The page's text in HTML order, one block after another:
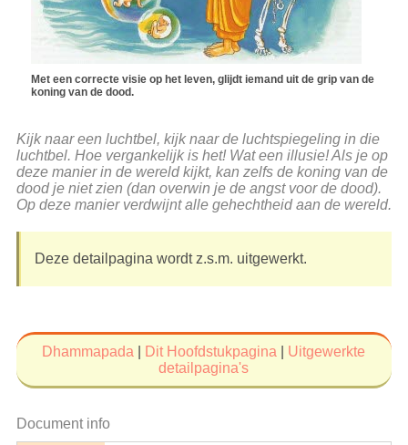
Met een correcte visie op het leven, glijdt iemand uit de grip van de
koning van de dood.
Kijk naar een luchtbel, kijk naar de luchtspiegeling in die
luchtbel. Hoe vergankelijk is het! Wat een illusie! Als je op
deze manier in de wereld kijkt, kan zelfs de koning van de
dood je niet zien (dan overwin je de angst voor de dood).
Op deze manier verdwijnt alle gehechtheid aan de wereld.
Deze detailpagina wordt z.s.m. uitgewerkt.
Dhammapada Dit Hoofdstukpagina
Uitgewerkte
detailpagina's
Document info